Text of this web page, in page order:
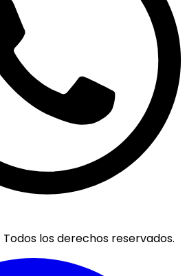
los derechos reservados.